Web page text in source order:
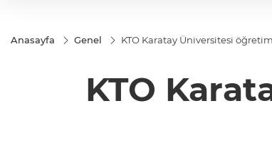
Anasayfa Genel KTO Karatay Üniversitesi
KTO